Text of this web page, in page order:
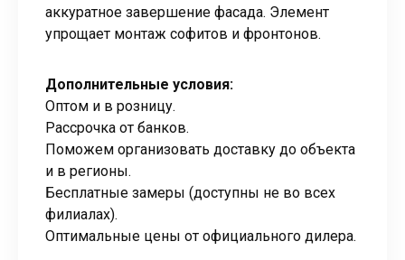
аккуратное завершение фасада. Элемент
упрощает монтаж софитов и фронтонов.
Дополнительные условия:
Оптом и в розницу.
Рассрочка от банков.
Поможем организовать доставку до объекта
и в регионы.
Бесплатные замеры (доступны не во всех
филиалах).
Оптимальные цены от официального дилера.